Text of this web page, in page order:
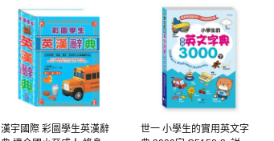
漢宇國際 彩圖學生英漢辭
世一 小學生的實用英文字